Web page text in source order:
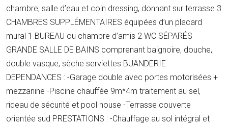
chambre, salle d’eau et coin dressing, donnant sur terrasse 3
CHAMBRES SUPPLÉMENTAIRES équipées d’un placard
mural 1 BUREAU ou chambre d’amis 2 WC SÉPARÉS
GRANDE SALLE DE BAINS comprenant baignoire, douche,
double vasque, sèche serviettes BUANDERIE
DEPENDANCES : -Garage double avec portes motorisées +
mezzanine -Piscine chauffée 9m*4m traitement au sel,
rideau de sécurité et pool house -Terrasse couverte
orientée sud PRESTATIONS : -Chauffage au sol intégral et